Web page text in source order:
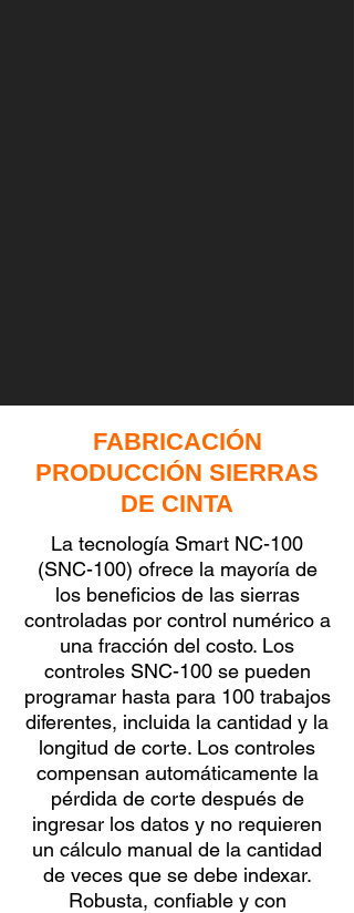
FABRICACIÓN
PRODUCCIÓN SIERRAS
DE CINTA
La tecnología Smart NC-100
(SNC-100) ofrece la mayoría de
los beneficios de las sierras
controladas por control numérico a
una fracción del costo. Los
controles SNC-100 se pueden
programar hasta para 100 trabajos
diferentes, incluida la cantidad y la
longitud de corte. Los controles
compensan automáticamente la
pérdida de corte después de
ingresar los datos y no requieren
un cálculo manual de la cantidad
de veces que se debe indexar.
Robusta, confiable y con